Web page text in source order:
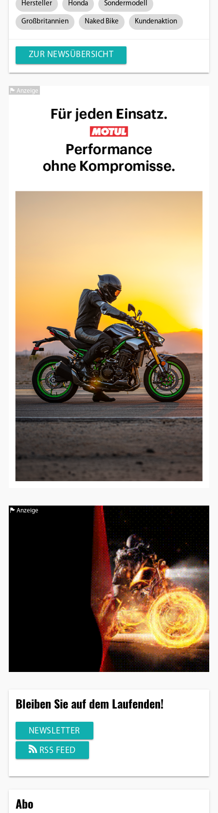
Hersteller Honda Sondermodell
Großbritannien Naked Bike Kundenaktion
ZUR NEWSÜBERSICHT
Anzeige
Anzeige
Bleiben Sie auf dem Laufenden!
NEWSLETTER
RSS FEED
Abo